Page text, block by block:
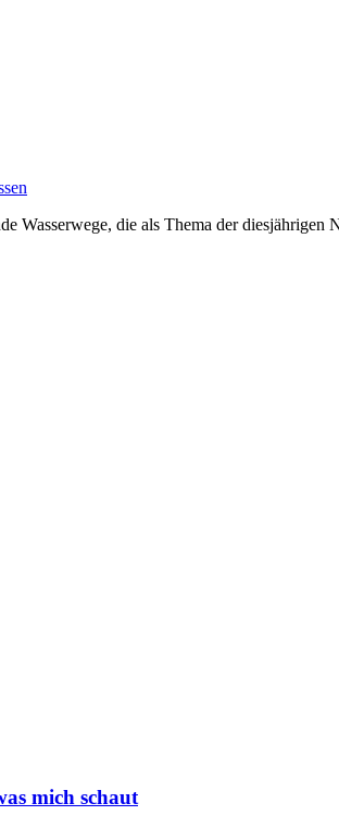
Wasserwege, die als Thema der
mich schaut